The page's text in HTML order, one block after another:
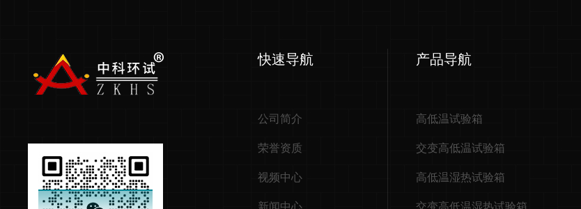
快速导航
公司简介
荣誉资质
视频中心
新闻中心
产品导航
高低温试验箱
交变高低温试验箱
高低温湿热试验箱
交变高低温湿热试验箱